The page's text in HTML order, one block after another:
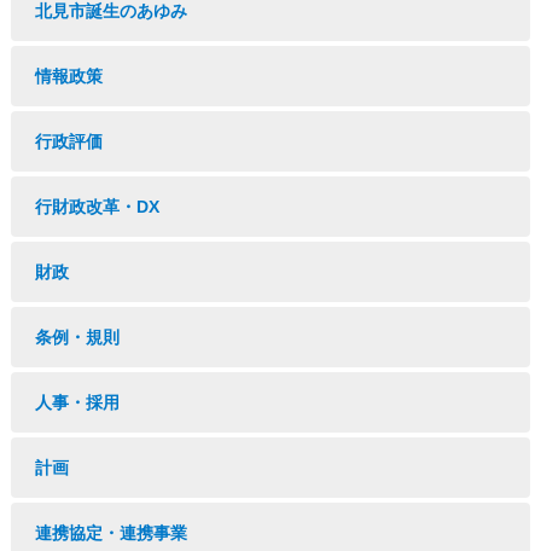
北見市誕生のあゆみ
情報政策
行政評価
行財政改革・DX
財政
条例・規則
人事・採用
計画
連携協定・連携事業